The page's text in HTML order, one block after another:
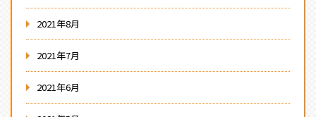
2021年8月
2021年7月
2021年6月